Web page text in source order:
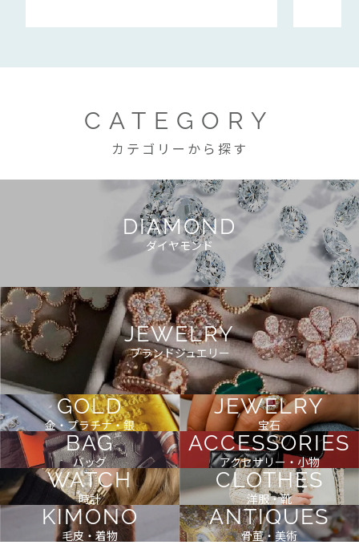
CATEGORY
カテゴリーから探す
DIAMOND
ダイヤモンド
JEWELRY
ブランドジュエリー
GOLD
金・プラチナ・銀
JEWELRY
宝石
BAG
バッグ
ACCESSORIES
アクセサリー・小物
WATCH
時計
CLOTHES
洋服・靴
KIMONO
毛皮・着物
ANTIQUES
骨董・美術